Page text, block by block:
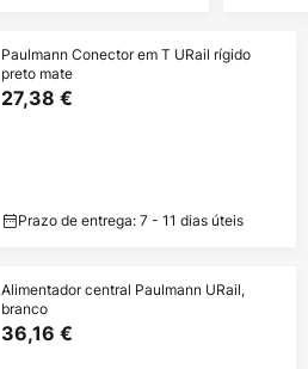
Paulmann Conector em T URail rígido
preto mate
27,38 €
Prazo de entrega: 7 - 11 dias úteis
Alimentador central Paulmann URail,
branco
36,16 €